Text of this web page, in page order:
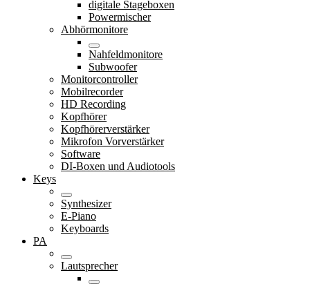
digitale Stageboxen
Powermischer
Abhörmonitore
Nahfeldmonitore
Subwoofer
Monitorcontroller
Mobilrecorder
HD Recording
Kopfhörer
Kopfhörerverstärker
Mikrofon Vorverstärker
Software
DI-Boxen und Audiotools
Keys
Synthesizer
E-Piano
Keyboards
PA
Lautsprecher